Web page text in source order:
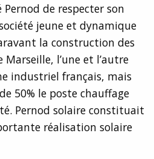
de respecter son
jeune et dynamique
la construction des
l’une et l’autre
industriel français, mais
50% le poste chauffage
Pernod solaire constituait
réalisation solaire